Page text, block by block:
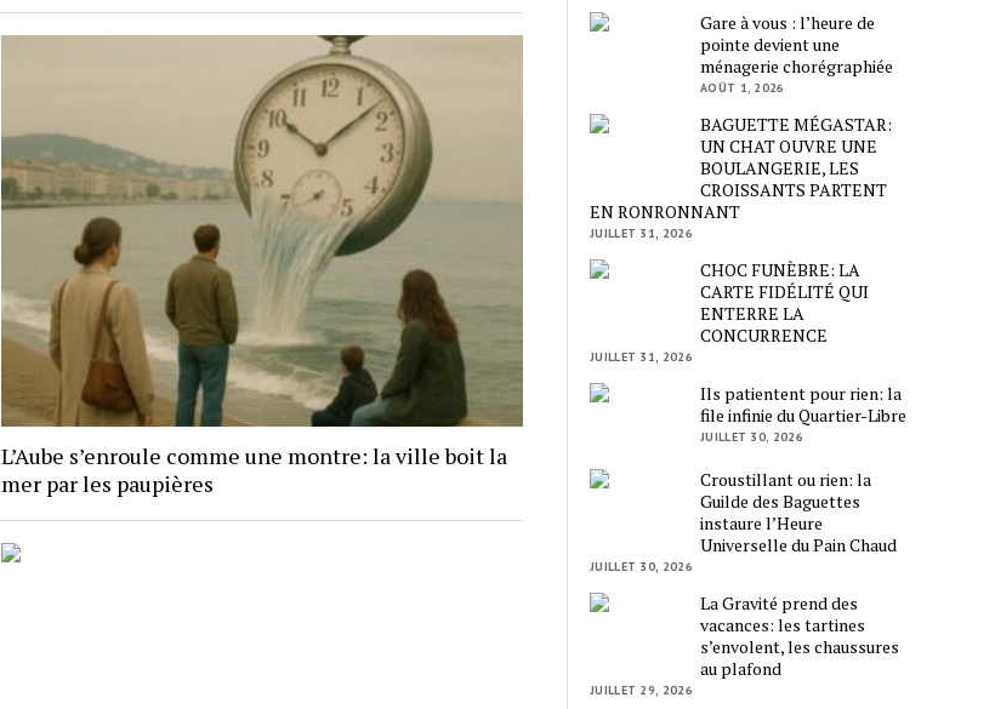
L’Aube s’enroule comme une montre: la ville boit la
mer par les paupières
Gare à vous : l’heure de
pointe devient une
ménagerie chorégraphiée
AOÛT 1, 2026
BAGUETTE MÉGASTAR:
UN CHAT OUVRE UNE
BOULANGERIE, LES
CROISSANTS PARTENT
EN RONRONNANT
JUILLET 31, 2026
CHOC FUNÈBRE: LA
CARTE FIDÉLITÉ QUI
ENTERRE LA
CONCURRENCE
JUILLET 31, 2026
Ils patientent pour rien: la
file infinie du Quartier-Libre
JUILLET 30, 2026
Croustillant ou rien: la
Guilde des Baguettes
instaure l’Heure
Universelle du Pain Chaud
JUILLET 30, 2026
La Gravité prend des
vacances: les tartines
s’envolent, les chaussures
au plafond
JUILLET 29, 2026